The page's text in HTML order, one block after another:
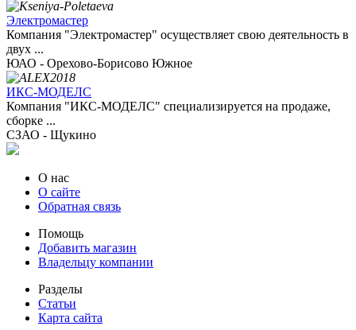
Электромастер
Компания "Электромастер" осуществляет свою деятельность в
двух ...
ЮАО - Орехово-Борисово Южное
ИКС-МОДЕЛС
Компания "ИКС-МОДЕЛС" специализируется на продаже,
сборке ...
СЗАО - Щукино
О нас
О сайте
Обратная связь
Помощь
Добавить магазин
Владельцу компании
Разделы
Статьи
Карта сайта